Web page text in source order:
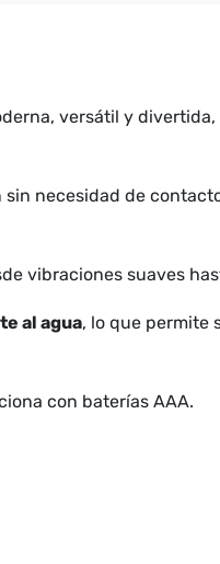
versátil y divertida,
necesidad de
vibraciones suaves
al agua, lo que permite
con baterías AAA.